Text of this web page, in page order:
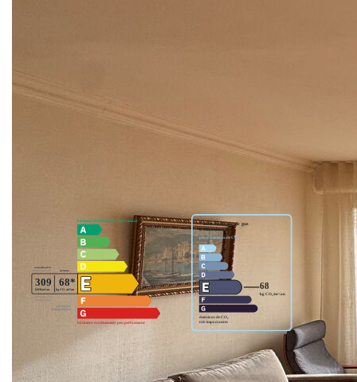
TTC à la charge de l'acquéreur
Nous contacter
Montant estimé des dépenses annuelles d'énergie pour un
usage standard entre 1620€ et 1560€. indexées aux années